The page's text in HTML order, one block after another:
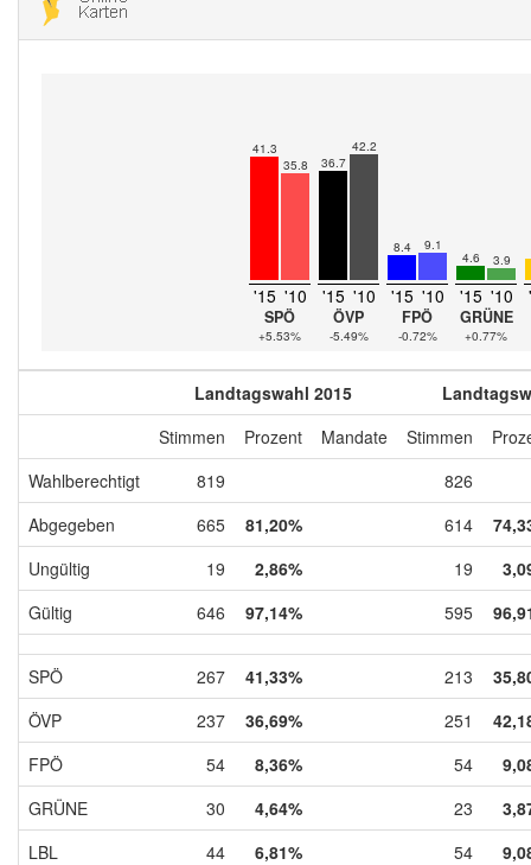
41.3
35.8
'15 '10
SPÖ
+5.53%
36.7
42.2
'15 '10
ÖVP
-5.49%
8.4 9.1
'15 '10
FPÖ
-0.72%
4.6 3.9
'15 '10
GRÜNE
+0.77%
Landtagswahl 2015
Stimmen
Prozent Mandate Stimmen
Wahlberechtigt
819
826
Abgegeben
665 81,20% 614
Ungültig
19 2,86% 19
Gültig
646 97,14% 595
SPÖ 267 41,33% 213
ÖVP
237 36,69% 251
FPÖ
54 8,36% 54
GRÜNE
30 4,64% 23
LBL
44 6,81% 54